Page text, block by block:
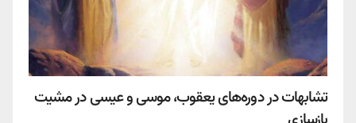
تشابهات در دوره‌های یعقوب، موسی و عیسی در مشیت